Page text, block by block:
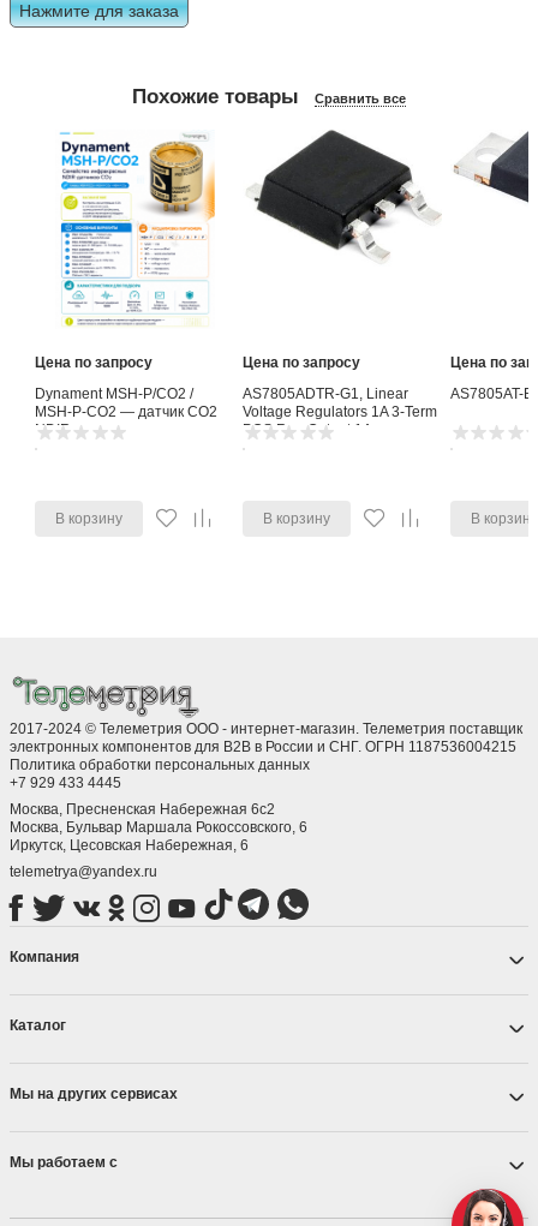
Нажмите для заказа
Похожие товары Сравнить все
Цена по запросу
Dynament MSH-P/CO2 /
MSH-P-CO2 — датчик CO2
NDIR
В корзину
Цена по запросу
AS7805ADTR-G1, Linear
Voltage Regulators 1A 3-Term
POS Reg Output 1A
В корзину
Цена по
AS7805AT-
В корзину
2017-2024 © Телеметрия ООО - интернет-магазин. Телеметрия поставщик
электронных компонентов для B2B в России и СНГ. ОГРН 1187536004215
Политика обработки персональных данных
+7 929 433 4445
Москва, Пресненская Набережная 6с2
Москва, ​Бульвар Маршала Рокоссовского, 6
Иркутск, ​Цесовская Набережная, 6
telemetrya@yandex.ru
Компания
Каталог
Мы на других сервисах
Мы работаем с